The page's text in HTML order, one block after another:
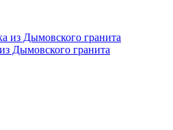
Дымовского гранита